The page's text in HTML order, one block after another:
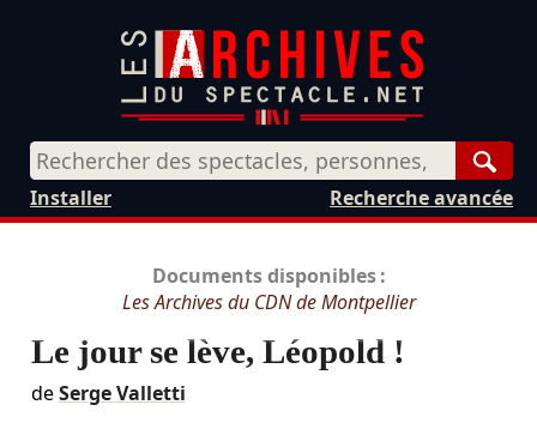
Recherche avancée
Installer
Documents disponibles :
Les Archives du CDN de Montpellier
Le jour se lève, Léopold !
deSerge Valletti